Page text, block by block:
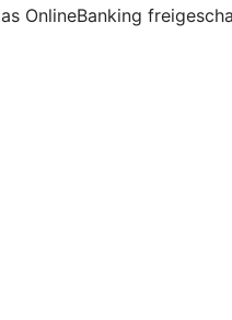
OnlineBanking